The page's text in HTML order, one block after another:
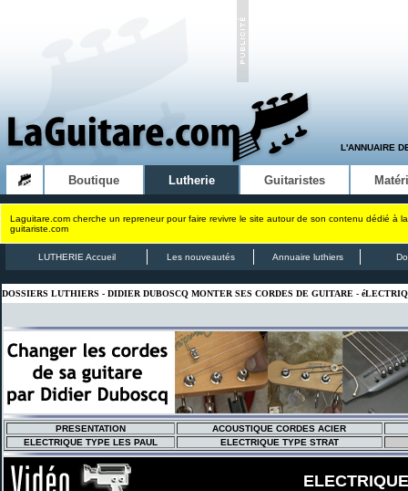
L'ANNUAIRE
Boutique Lutherie Guitaristes
Laguitare.com cherche un repreneur pour faire revivre le site autour de son contenu dédié à
guitariste.com
LUTHERIE Accueil Les nouveautés Annuaire luthiers
DOSSIERS LUTHIERS - DIDIER DUBOSCQ MONTER SES CORDES DE GUITARE -
PRESENTATION
ACOUSTIQUE CORDES ACIER
ELECTRIQUE TYPE LES PAUL
ELECTRIQUE TYPE STRAT